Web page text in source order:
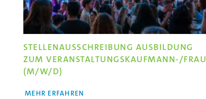
STELLENAUSSCHREIBUNG AUSBILDUNG
ZUM VERANSTALTUNGSKAUFMANN-/FRAU
(M/W/D)
MEHR ERFAHREN